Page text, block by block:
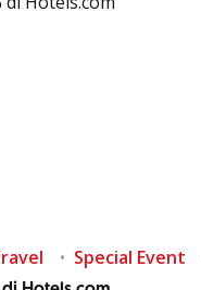
Special Event